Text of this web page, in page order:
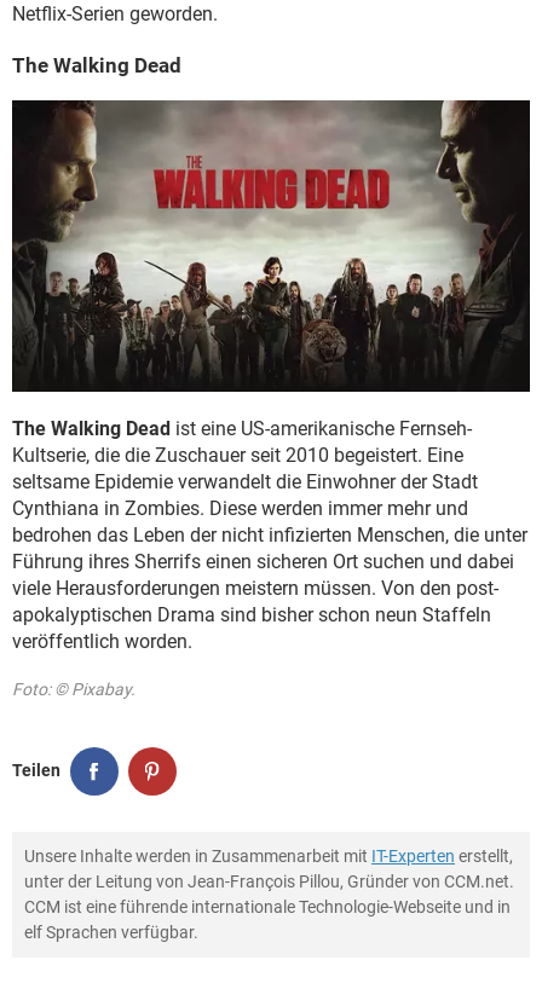
Netflix-Serien geworden.
The Walking Dead
The Walking Dead ist eine US-amerikanische Fernseh-
Kultserie, die die Zuschauer seit 2010 begeistert. Eine
seltsame Epidemie verwandelt die Einwohner der Stadt
Cynthiana in Zombies. Diese werden immer mehr und
bedrohen das Leben der nicht infizierten Menschen, die unter
Führung ihres Sherrifs einen sicheren Ort suchen und dabei
viele Herausforderungen meistern müssen. Von den post-
apokalyptischen Drama sind bisher schon neun Staffeln
veröffentlich worden.
Foto: © Pixabay.
Teilen
Unsere Inhalte werden in Zusammenarbeit mit IT-Experten erstellt,
unter der Leitung von Jean-François Pillou, Gründer von CCM.net.
CCM ist eine führende internationale Technologie-Webseite und in
elf Sprachen verfügbar.